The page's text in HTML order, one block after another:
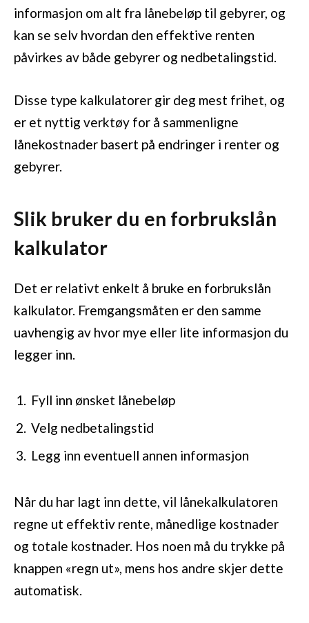
informasjon om alt fra lånebeløp til gebyrer, og
kan se selv hvordan den effektive renten
påvirkes av både gebyrer og nedbetalingstid.
Disse type kalkulatorer gir deg mest frihet, og
er et nyttig verktøy for å sammenligne
lånekostnader basert på endringer i renter og
gebyrer.
Slik bruker du en forbrukslån
kalkulator
Det er relativt enkelt å bruke en forbrukslån
kalkulator. Fremgangsmåten er den samme
uavhengig av hvor mye eller lite informasjon du
legger inn.
Fyll inn ønsket lånebeløp
Velg nedbetalingstid
Legg inn eventuell annen informasjon
Når du har lagt inn dette, vil lånekalkulatoren
regne ut effektiv rente, månedlige kostnader
og totale kostnader. Hos noen må du trykke på
knappen «regn ut», mens hos andre skjer dette
automatisk.